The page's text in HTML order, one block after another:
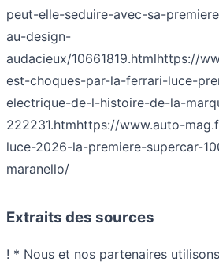
peut-elle-seduire-avec-sa-
au-design-
audacieux/10661819.htmlhttps://
est-choques-par-la-ferrari-luce-
electrique-de-l-histoire-de-la-
222231.htmhttps://www.auto-
luce-2026-la-premiere-supercar-
maranello/
Extraits des sources
! * Nous et nos partenaires